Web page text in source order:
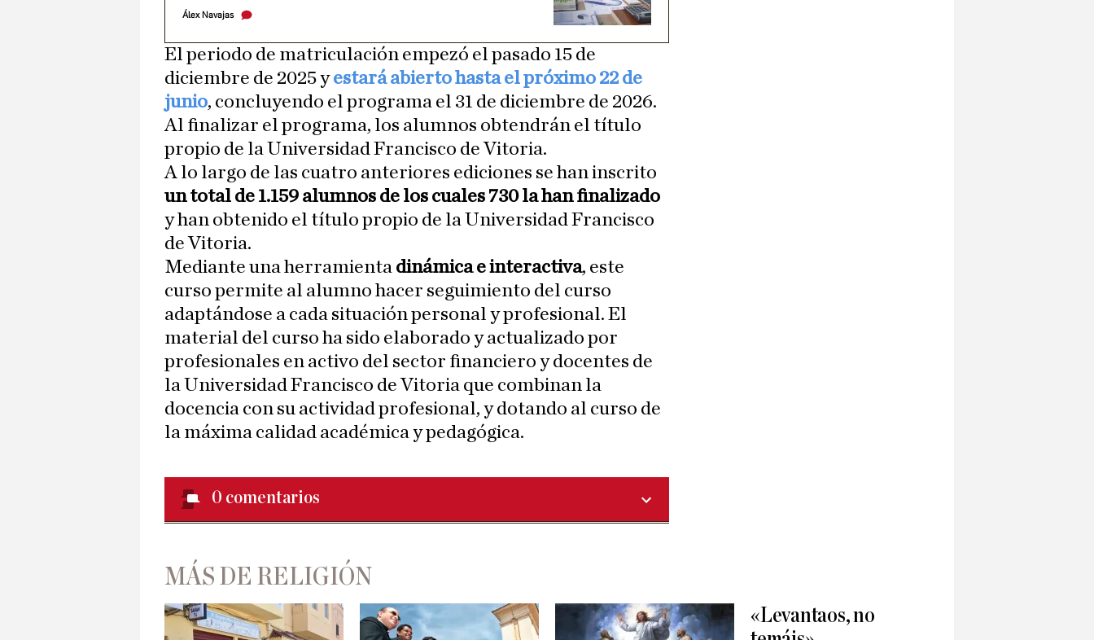
Álex Navajas
El periodo de matriculación empezó el pasado 15 de
diciembre de 2025 y estará abierto hasta el próximo 22 de
junio, concluyendo el programa el 31 de diciembre de 2026.
Al finalizar el programa, los alumnos obtendrán el título
propio de la Universidad Francisco de Vitoria.
A lo largo de las cuatro anteriores ediciones se han inscrito
un total de 1.159 alumnos de los cuales 730 la han finalizado
y han obtenido el título propio de la Universidad Francisco
de Vitoria.
Mediante una herramienta dinámica e interactiva, este
curso permite al alumno hacer seguimiento del curso
adaptándose a cada situación personal y profesional. El
material del curso ha sido elaborado y actualizado por
profesionales en activo del sector financiero y docentes de
la Universidad Francisco de Vitoria que combinan la
docencia con su actividad profesional, y dotando al curso de
la máxima calidad académica y pedagógica.
0 comentarios
MÁS DE RELIGIÓN
«Levantaos, no